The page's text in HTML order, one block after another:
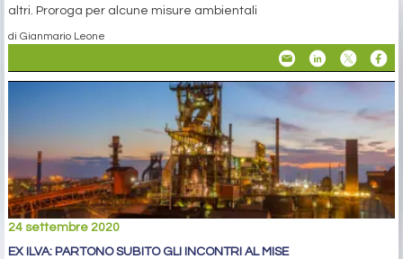
altri. Proroga per alcune misure ambientali
di Gianmario Leone
24 settembre 2020
EX ILVA: PARTONO SUBITO GLI INCONTRI AL MISE